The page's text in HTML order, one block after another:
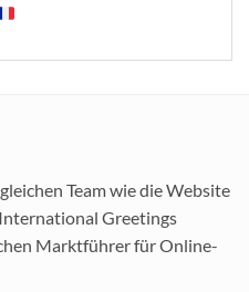
Team wie die Website
Greetings
Marktführer für Online-